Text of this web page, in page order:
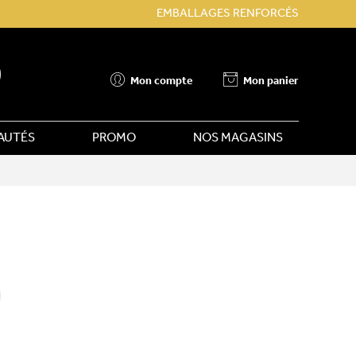
EMBALLAGES RENFORCÉS
Mon compte Mon panier
PROMO NOS MAGASINS